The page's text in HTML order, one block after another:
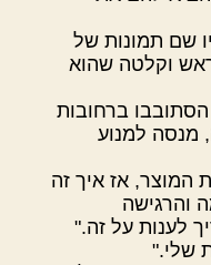
שם תמונות של
וקלטה שהוא
ברחובות
מנסה למנוע
המוצר, אז איך זה
והרגישה
לענות על זה."
שלי."